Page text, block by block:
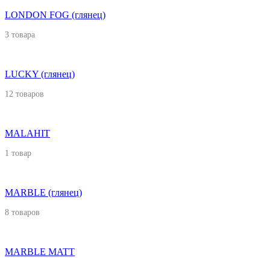
LONDON FOG (глянец)
3 товара
LUCKY (глянец)
12 товаров
MALAHIT
1 товар
MARBLE (глянец)
8 товаров
MARBLE MATT